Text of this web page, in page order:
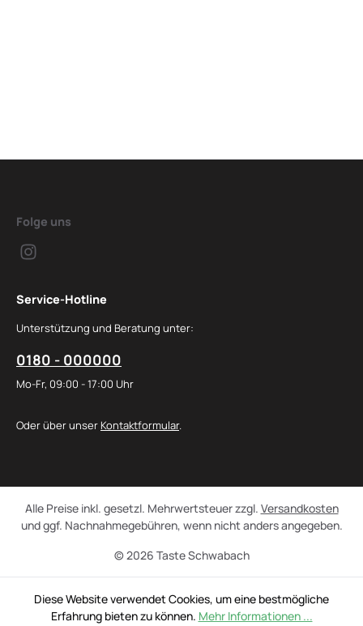
Folge uns
Service-Hotline
Unterstützung und Beratung unter:
0180 - 000000
Mo-Fr, 09:00 - 17:00 Uhr
Oder über unser Kontaktformular.
© 2026 Taste Schwabach
Alle Preise inkl. gesetzl. Mehrwertsteuer zzgl. Versandkosten
und ggf. Nachnahmegebühren, wenn nicht anders angegeben.
Diese Website verwendet Cookies, um eine bestmögliche
Erfahrung bieten zu können. Mehr Informationen ...